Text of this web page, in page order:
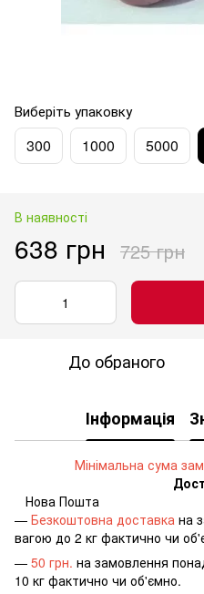
Виберіть упаковку
300 1000 5000
В наявності
638 грн 725 грн
До обраного
Інформація
Мінімальна сума
Нова Пошта
— Безкоштовна доставка на
вагою до 2 кг фактично чи
— 50 грн. на замовлення
10 кг фактично чи об'ємно.